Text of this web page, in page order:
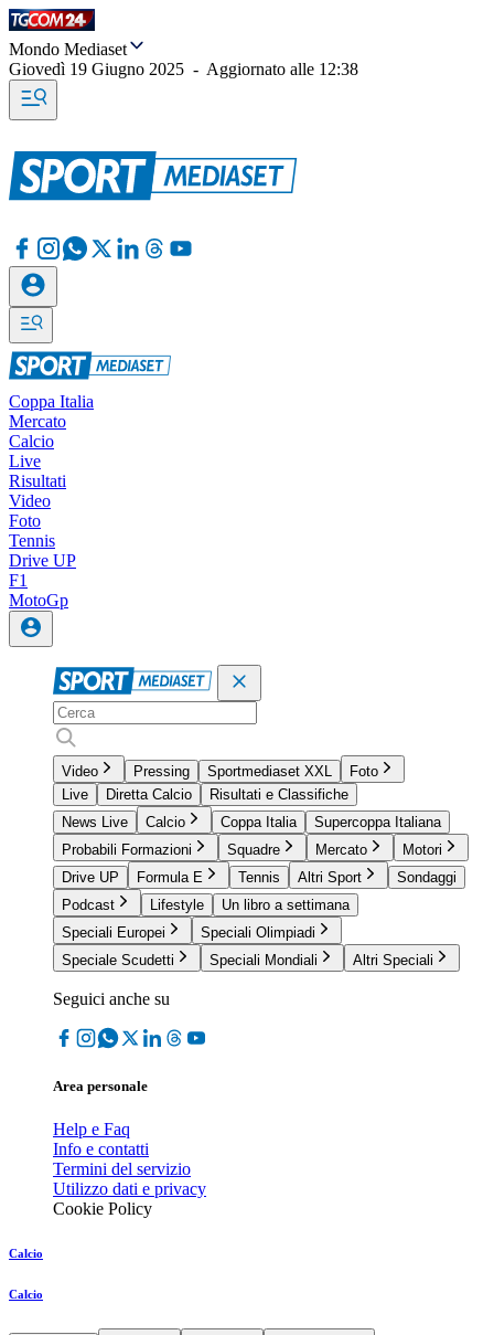
Mondo Mediaset
Giovedì 19 Giugno 2025 - Aggiornato alle 12:38
Coppa Italia
Mercato
Calcio
Live
Risultati
Video
Foto
Tennis
Drive UP
F1
MotoGp
Video Pressing Sportmediaset XXL
Foto
Live
Diretta Calcio
Risultati e Classifiche
News Live
Calcio Coppa Italia
Supercoppa Italiana
Probabili Formazioni
Squadre Mercato
Motori
Drive UP
Formula E Tennis Altri Sport
Sondaggi
Podcast
Lifestyle
Un libro a settimana
Speciali Europei
Speciali Olimpiadi
Speciale Scudetti
Speciali Mondiali Altri Speciali
Seguici anche su
Area personale
Help e Faq
Info e contatti
Termini del servizio
Utilizzo dati e privacy
Cookie Policy
Calcio
Calcio